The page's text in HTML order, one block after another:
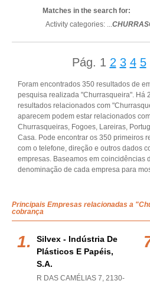
Matches in the search for:
Activity categories: ...
Pág. 1 2 3 4 5
Foram encontrados 350 resultados de
pesquisa realizada "Churrasqueira". Há
resultados relacionados com
aparecem podem estar relacionados
Churrasqueiras, Fogoes, Lareiras,
Casa. Pode encontrar os 350 primeiros
com o telefone, direção e outros dados
empresas. Baseamos em coincidências
denominação de cada empresa para
Principais Empresas relacionadas a
cobrança
Silvex - Indústria De
Plásticos E Papéis,
S.a.
R DAS CAMÉLIAS 7, 2130-